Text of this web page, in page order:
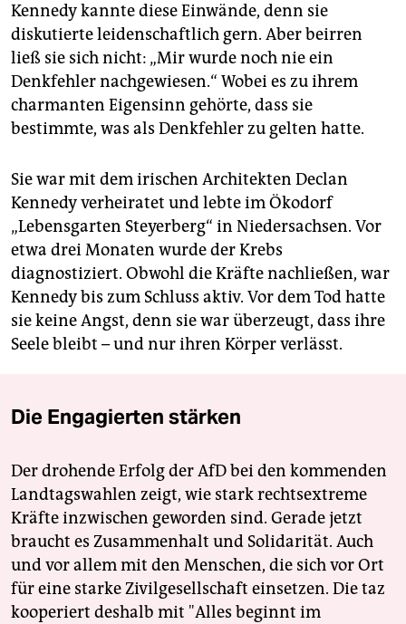
Kennedy kannte diese Einwände, denn sie
diskutierte leidenschaftlich gern. Aber beirren
ließ sie sich nicht: „Mir wurde noch nie ein
Denkfehler nachgewiesen.“ Wobei es zu ihrem
charmanten Eigensinn gehörte, dass sie
bestimmte, was als Denkfehler zu gelten hatte.
Sie war mit dem irischen Architekten Declan
Kennedy verheiratet und lebte im Ökodorf
„Lebensgarten Steyerberg“ in Niedersachsen. Vor
etwa drei Monaten wurde der Krebs
diagnostiziert. Obwohl die Kräfte nachließen, war
Kennedy bis zum Schluss aktiv. Vor dem Tod hatte
sie keine Angst, denn sie war überzeugt, dass ihre
Seele bleibt – und nur ihren Körper verlässt.
Die Engagierten stärken
Der drohende Erfolg der AfD bei den kommenden
Landtagswahlen zeigt, wie stark rechtsextreme
Kräfte inzwischen geworden sind. Gerade jetzt
braucht es Zusammenhalt und Solidarität. Auch
und vor allem mit den Menschen, die sich vor Ort
für eine starke Zivilgesellschaft einsetzen. Die taz
kooperiert deshalb mit "Alles beginnt im